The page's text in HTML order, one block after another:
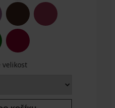
velikost